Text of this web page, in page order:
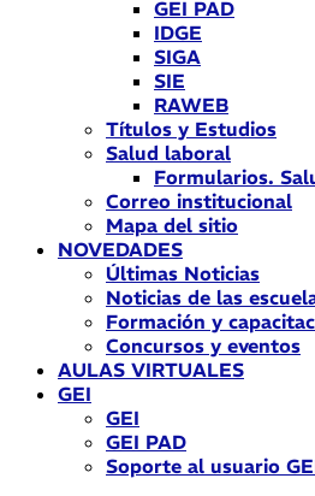
GEI PAD
IDGE
SIGA
SIE
RAWEB
Títulos y Estudios
Salud laboral
Formularios.
Correo institucional
Mapa del sitio
NOVEDADES
Últimas Noticias
Noticias de las
Formación y
Concursos y eventos
AULAS VIRTUALES
GEI
GEI
GEI PAD
Soporte al usuario